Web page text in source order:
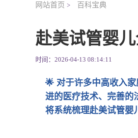
网站首页 > 百科宝典
赴美试管婴
时间：2026-04-13 08:14:11
🌟 对于许多中高收入
进的医疗技术、完善的
将系统梳理赴美试管婴